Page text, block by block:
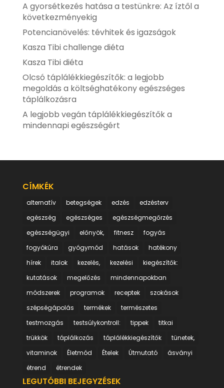
A gyorsétkezés hatása a testünkre: Az íztől a
következményekig
Potencianövelés: tévhitek és igazságok
Kasza Tibi challenge diéta
Kasza Tibi diéta
Olcsó táplálékkiegészítők: a legjobb
megoldás a költséghatékony egészséges
táplálkozásra
A legjobb vegán táplálékkiegészítők a
mindennapi egészségért
CÍMKÉK
alternatív betegségek edzés
edzésterv
egészség
egészséges
egészségmegőrzés
egészségügyi
előnyök, fitnesz
fogyás
fogyókúra
gyógymód hatások
hatékony
hírek
italok kezelés, kezelési
kiegészítők:
kutatások
megelőzés
mindennapokban
módszerek
programok receptek
szokások
szépségápolás
termékek
természetes
testmozgás
testsúlykontroll: tippek
titkai
trükkök
táplálkozás táplálékkiegészítők
tünetek,
vitaminok
Életmód Ételek Útmutató
ásványi
étrend
étrendek
LEGUTÓBBI BEJEGYZÉSEK